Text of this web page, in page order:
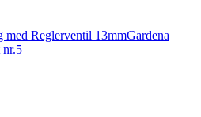
med Reglerventil 13mmGardena
nr.5